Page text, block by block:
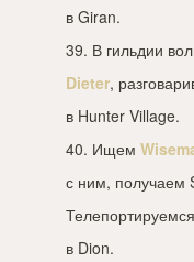
в Giran.
39. В гильдии
Dieter,
в Hunter Village.
40. Ищем
с ним, получаем
в Dion.